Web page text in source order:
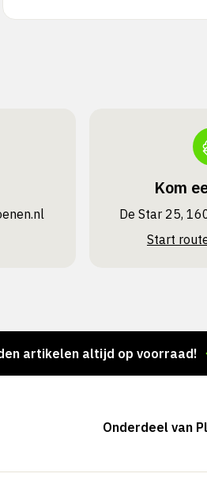
Kom
De Star 25,
Start
altijd op voorraad!
Onderdeel van